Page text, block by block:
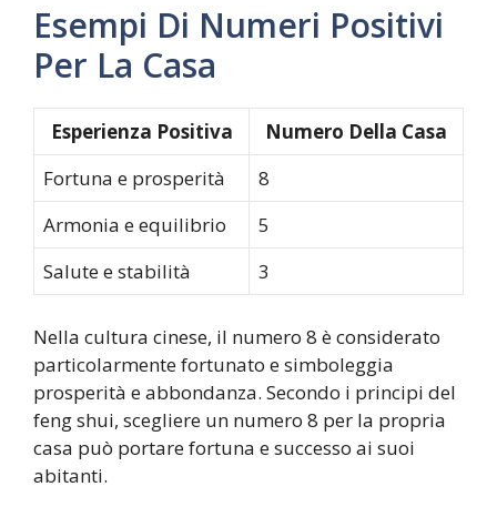
Esempi Di Numeri Positivi
Per La Casa
Esperienza Positiva
Numero Della Casa
Fortuna e prosperità
8
Armonia e equilibrio
5
Salute e stabilità
3
Nella cultura cinese, il numero 8 è considerato
particolarmente fortunato e simboleggia
prosperità e abbondanza. Secondo i principi del
feng shui, scegliere un numero 8 per la propria
casa può portare fortuna e successo ai suoi
abitanti.